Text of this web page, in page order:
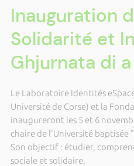
Inauguration
Solidarité et
Ghjurnata di
Le Laboratoire Identités
Université de Corse) et la
inaugureront les 5 et 6
chaire de l'Université baptisée
Son objectif : étudier,
sociale et solidaire.